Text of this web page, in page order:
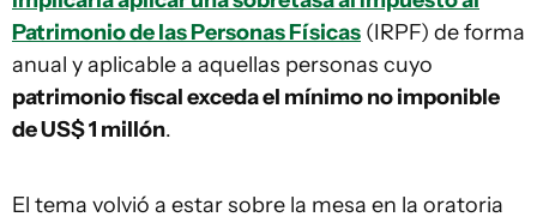
Patrimonio de las Personas Físicas (IRPF) de forma
anual y aplicable a aquellas personas cuyo
patrimonio fiscal exceda el mínimo no imponible
de US$ 1 millón.
El tema volvió a estar sobre la mesa en la oratoria